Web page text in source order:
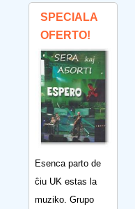
SPECIALA
OFERTO!
Esenca parto de
ĉiu UK estas la
muziko. Grupo